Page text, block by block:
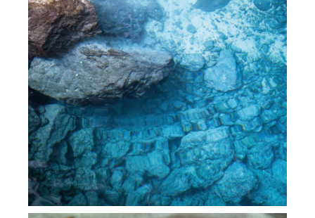
Wasser
Es ist die Grundlage für unsere
Stuttgarter Hofbräu Biere: das Wasser.
Nicht umsonst stellen wir höchste
Ansprüche an das kühle Nass. Das
kristallklare Wasser aus unserem eigenen
Tiefbrunnen ist schließlich einer der
Gründe für den guten Geschmack
unserer Spitzenbiere.